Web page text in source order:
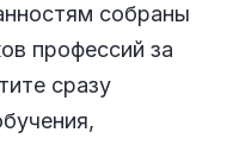
собраны
профессий за
сразу